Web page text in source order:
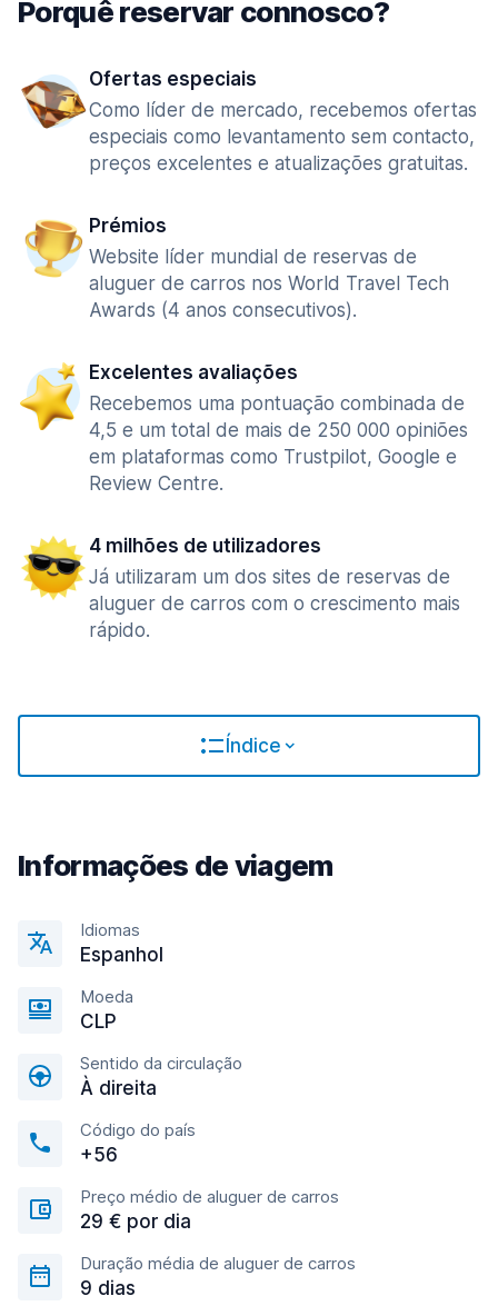
Porquê reservar connosco?
Ofertas especiais
Como líder de mercado, recebemos ofertas
especiais como levantamento sem contacto,
preços excelentes e atualizações gratuitas.
Prémios
Website líder mundial de reservas de
aluguer de carros nos World Travel Tech
Awards (4 anos consecutivos).
Excelentes avaliações
Recebemos uma pontuação combinada de
4,5 e um total de mais de 250 000 opiniões
em plataformas como Trustpilot, Google e
Review Centre.
4 milhões de utilizadores
Já utilizaram um dos sites de reservas de
aluguer de carros com o crescimento mais
rápido.
Índice
Informações de viagem
Idiomas
Espanhol
Moeda
CLP
Sentido da circulação
À direita
Código do país
+56
Preço médio de aluguer de carros
29 € por dia
Duração média de aluguer de carros
9 dias